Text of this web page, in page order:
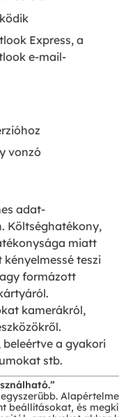
Express, a
e-mail-
vonzó
adat-
Költséghatékony,
miatt
kényelmessé teszi
formázott
kamerákról,
a gyakori
stb.
beállításokat, és